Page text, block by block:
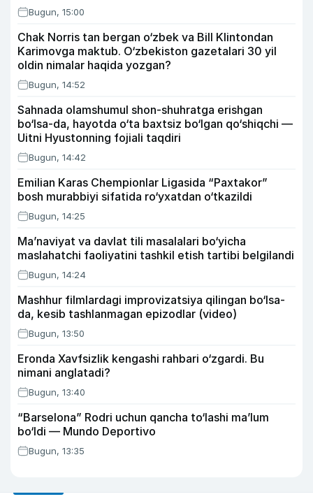
Bugun, 15:00
Chak Norris tan bergan o‘zbek va Bill Klintondan
Karimovga maktub. O‘zbekiston gazetalari 30 yil
oldin nimalar haqida yozgan?
Bugun, 14:52
Sahnada olamshumul shon-shuhratga erishgan
bo‘lsa-da, hayotda o‘ta baxtsiz bo‘lgan qo‘shiqchi —
Uitni Hyustonning fojiali taqdiri
Bugun, 14:42
Emilian Karas Chempionlar Ligasida “Paxtakor”
bosh murabbiyi sifatida ro‘yxatdan o‘tkazildi
Bugun, 14:25
Ma’naviyat va davlat tili masalalari bo‘yicha
maslahatchi faoliyatini tashkil etish tartibi belgilandi
Bugun, 14:24
Mashhur filmlardagi improvizatsiya qilingan bo‘lsa-
da, kesib tashlanmagan epizodlar (video)
Bugun, 13:50
Eronda Xavfsizlik kengashi rahbari o‘zgardi. Bu
nimani anglatadi?
Bugun, 13:40
“Barselona” Rodri uchun qancha to‘lashi ma’lum
bo‘ldi — Mundo Deportivo
Bugun, 13:35